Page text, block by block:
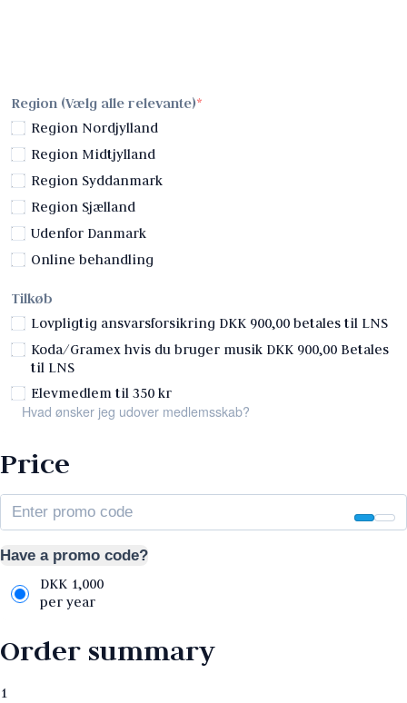
Region (Vælg alle relevante)
Region Nordjylland
Region Midtjylland
Region Syddanmark
Region Sjælland
Udenfor Danmark
Online behandling
Tilkøb
Lovpligtig ansvarsforsikring DKK 900,00 betales til LNS
Koda/Gramex hvis du bruger musik DKK 900,00 Betales
til LNS
Elevmedlem til 350 kr
Hvad ønsker jeg udover medlemsskab?
Price
Have a promo code?
DKK 1,000
per year
Order summary
1